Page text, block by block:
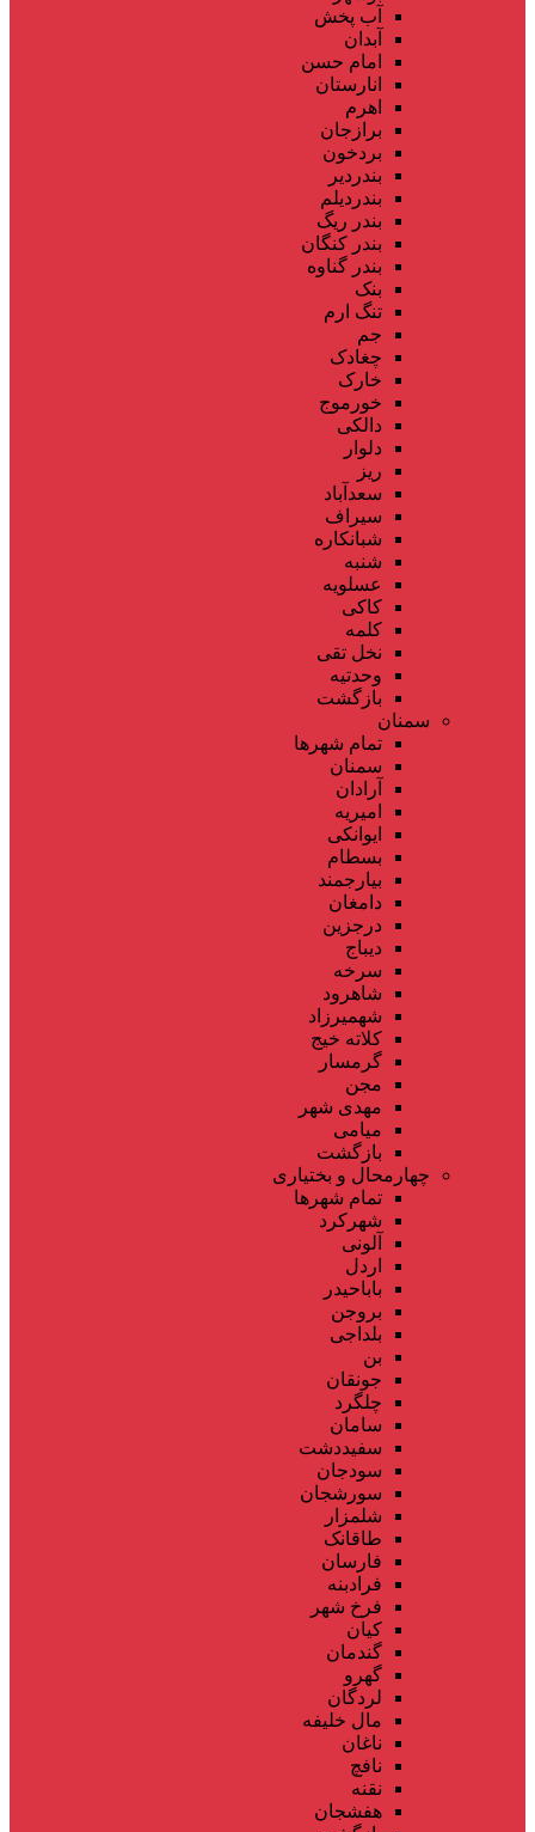
آب پخش
آبدان
امام حسن
انارستان
اهرم
برازجان
بردخون
بندردیر
بندردیلم
بندر ریگ
بندر کنگان
بندر گناوه
بنک
تنگ ارم
جم
چغادک
خارک
خورموج
دالکی
دلوار
ریز
سعدآباد
سیراف
شبانکاره
شنبه
عسلویه
کاکی
کلمه
نخل تقی
وحدتیه
بازگشت
سمنان
تمام شهر‌ها
سمنان
آرادان
امیریه
ایوانکی
بسطام
بیارجمند
دامغان
درجزین
دیباج
سرخه
شاهرود
شهمیرزاد
کلاته خیج
گرمسار
مجن
مهدی شهر
میامی
بازگشت
چهارمحال و بختیاری
تمام شهر‌ها
شهرکرد
آلونی
اردل
باباحیدر
بروجن
بلداجی
بن
جونقان
چلگرد
سامان
سفیددشت
سودجان
سورشجان
شلمزار
طاقانک
فارسان
فرادبنه
فرخ شهر
کیان
گندمان
گهرو
لردگان
مال خلیفه
ناغان
نافچ
نقنه
هفشجان